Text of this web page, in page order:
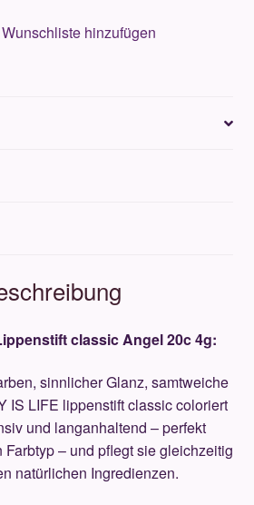
hinzufügen
classicAngel 20c 4g:
sinnlicher Glanz, samtweiche
IS LIFE lippenstift classic coloriert
und langanhaltend – perfekt
Farbtyp – und pflegt sie gleichzeitig
natürlichen Ingredienzen.